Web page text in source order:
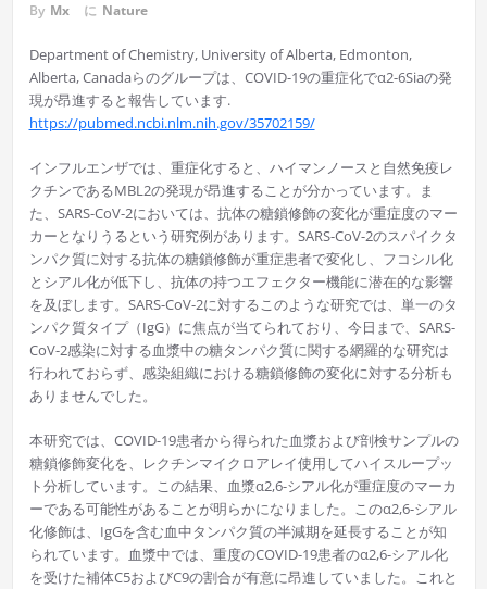
By Mx に Nature
Department of Chemistry, University of Alberta, Edmonton,
Alberta, Canadaらのグループは、COVID-19の重症化でα2-6Siaの発
現が昂進すると報告しています.
https://pubmed.ncbi.nlm.nih.gov/35702159/
インフルエンザでは、重症化すると、ハイマンノースと自然免疫レ
クチンであるMBL2の発現が昂進することが分かっています。ま
た、SARS-CoV-2においては、抗体の糖鎖修飾の変化が重症度のマー
カーとなりうるという研究例があります。SARS-CoV-2のスパイクタ
ンパク質に対する抗体の糖鎖修飾が重症患者で変化し、フコシル化
とシアル化が低下し、抗体の持つエフェクター機能に潜在的な影響
を及ぼします。SARS-CoV-2に対するこのような研究では、単一のタ
ンパク質タイプ（IgG）に焦点が当てられており、今日まで、SARS-
CoV-2感染に対する血漿中の糖タンパク質に関する網羅的な研究は
行われておらず、感染組織における糖鎖修飾の変化に対する分析も
ありませんでした。
本研究では、COVID-19患者から得られた血漿および剖検サンプルの
糖鎖修飾変化を、レクチンマイクロアレイ使用してハイスループッ
ト分析しています。この結果、血漿α2,6-シアル化が重症度のマーカ
ーである可能性があることが明らかになりました。このα2,6-シアル
化修飾は、IgGを含む血中タンパク質の半減期を延長することが知
られています。血漿中では、重度のCOVID-19患者のα2,6-シアル化
を受けた補体C5およびC9の割合が有意に昂進していました。これと